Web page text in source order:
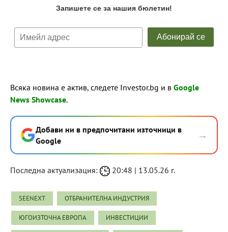
Всяка новина е актив, следете Investor.bg и в Google
News Showcase.
Добави ни в предпочитани източници в
Google
→
Последна актуализация: 20:48 | 13.05.26 г.
SEENEXT ОТБРАНИТЕЛНА ИНДУСТРИЯ
ЮГОИЗТОЧНА ЕВРОПА ИНВЕСТИЦИИ